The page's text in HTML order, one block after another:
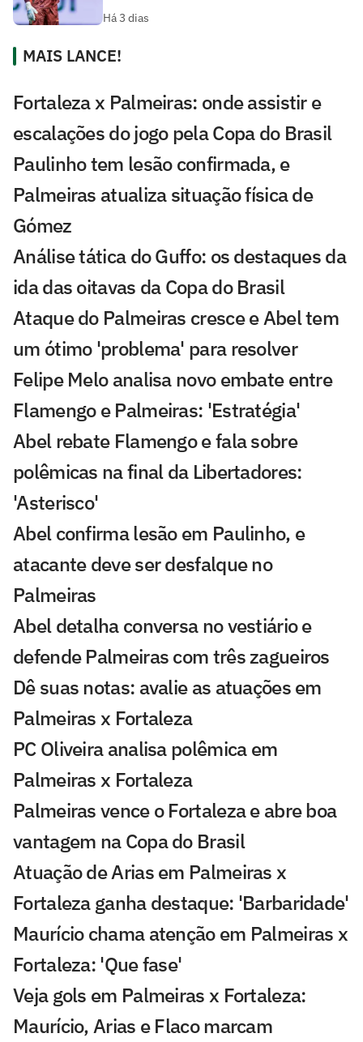
Há 3 dias
MAIS LANCE!
Fortaleza x Palmeiras: onde assistir e
escalações do jogo pela Copa do Brasil
Paulinho tem lesão confirmada, e
Palmeiras atualiza situação física de
Gómez
Análise tática do Guffo: os destaques da
ida das oitavas da Copa do Brasil
Ataque do Palmeiras cresce e Abel tem
um ótimo 'problema' para resolver
Felipe Melo analisa novo embate entre
Flamengo e Palmeiras: 'Estratégia'
Abel rebate Flamengo e fala sobre
polêmicas na final da Libertadores:
'Asterisco'
Abel confirma lesão em Paulinho, e
atacante deve ser desfalque no
Palmeiras
Abel detalha conversa no vestiário e
defende Palmeiras com três zagueiros
Dê suas notas: avalie as atuações em
Palmeiras x Fortaleza
PC Oliveira analisa polêmica em
Palmeiras x Fortaleza
Palmeiras vence o Fortaleza e abre boa
vantagem na Copa do Brasil
Atuação de Arias em Palmeiras x
Fortaleza ganha destaque: 'Barbaridade'
Maurício chama atenção em Palmeiras x
Fortaleza: 'Que fase'
Veja gols em Palmeiras x Fortaleza:
Maurício, Arias e Flaco marcam